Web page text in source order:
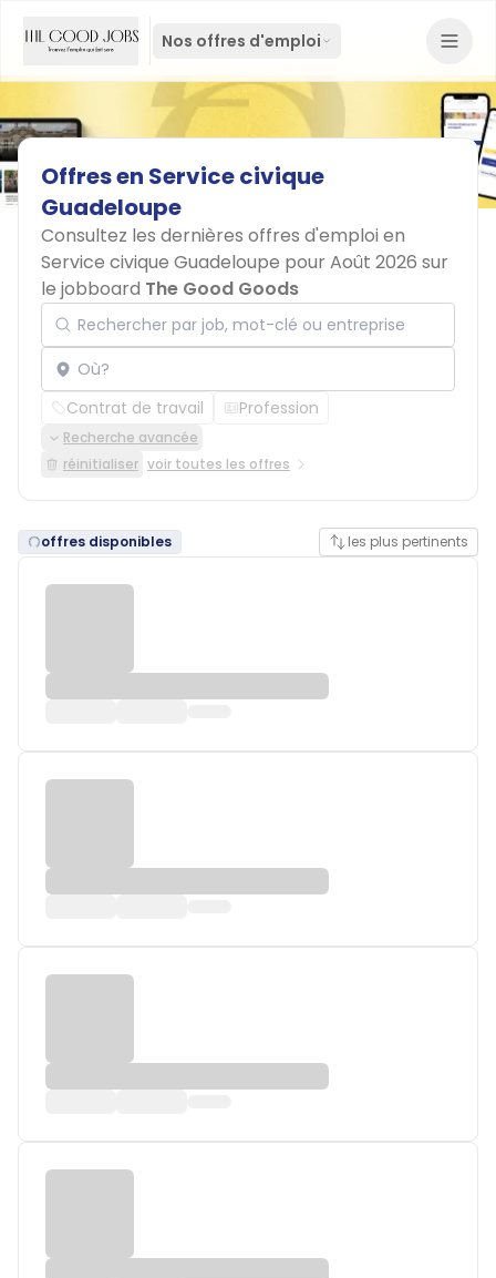
Nos offres d'emploi
Offresen Servicecivique
Guadeloupe
Consultez les dernières offres d'emploi en
Service civique Guadeloupe pour Août 2026 sur
le jobboard The Good Goods
Rechercher par job, mot-clé ou entreprise
Localisation
Contrat de travail Profession
Recherche avancée
réinitialiser voir toutes les offres
offres disponibles les plus pertinents